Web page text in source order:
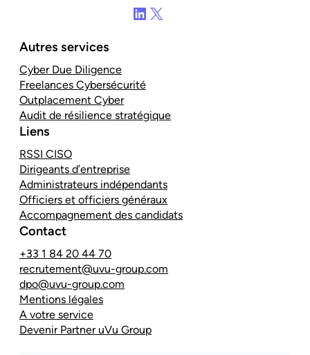
LinkedIn X
Autres services
Cyber Due Diligence
Freelances Cybersécurité
Outplacement Cyber
Audit de résilience stratégique
Liens
RSSI CISO
Dirigeants d’entreprise
Administrateurs indépendants
Officiers et officiers généraux
Accompagnement des candidats
Contact
+33 1 84 20 44 70
recrutement@uvu-group.com
dpo@uvu-group.com
Mentions légales
A votre service
Devenir Partner uVu Group